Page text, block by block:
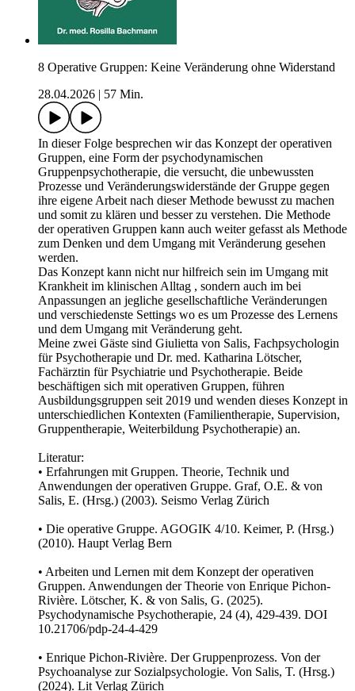
8 Operative Gruppen: Keine Veränderung ohne Widerstand
28.04.2026
57 Min.
In dieser Folge besprechen wir das Konzept der operativen
Gruppen, eine Form der psychodynamischen
Gruppenpsychotherapie, die versucht, die unbewussten
Prozesse und Veränderungswiderstände der Gruppe gegen
ihre eigene Arbeit nach dieser Methode bewusst zu machen
und somit zu klären und besser zu verstehen. Die Methode
der operativen Gruppen kann auch weiter gefasst als Methode
zum Denken und dem Umgang mit Veränderung gesehen
werden.
Das Konzept kann nicht nur hilfreich sein im Umgang mit
Krankheit im klinischen Alltag , sondern auch im bei
Anpassungen an jegliche gesellschaftliche Veränderungen
und verschiedenste Settings wo es um Prozesse des Lernens
und dem Umgang mit Veränderung geht.
Meine zwei Gäste sind Giulietta von Salis, Fachpsychologin
für Psychotherapie und Dr. med. Katharina Lötscher,
Fachärztin für Psychiatrie und Psychotherapie. Beide
beschäftigen sich mit operativen Gruppen, führen
Ausbildungsgruppen seit 2019 und wenden dieses Konzept in
unterschiedlichen Kontexten (Familientherapie, Supervision,
Gruppentherapie, Weiterbildung Psychotherapie) an.
Literatur:
• Erfahrungen mit Gruppen. Theorie, Technik und
Anwendungen der operativen Gruppe. Graf, O.E. & von
Salis, E. (Hrsg.) (2003). Seismo Verlag Zürich
• Die operative Gruppe. AGOGIK 4/10. Keimer, P. (Hrsg.)
(2010). Haupt Verlag Bern
• Arbeiten und Lernen mit dem Konzept der operativen
Gruppen. Anwendungen der Theorie von Enrique Pichon-
Rivière. Lötscher, K. & von Salis, G. (2025).
Psychodynamische Psychotherapie, 24 (4), 429-439. DOI
10.21706/pdp-24-4-429
• Enrique Pichon-Rivière. Der Gruppenprozess. Von der
Psychoanalyse zur Sozialpsychologie. Von Salis, T. (Hrsg.)
(2024). Lit Verlag Zürich